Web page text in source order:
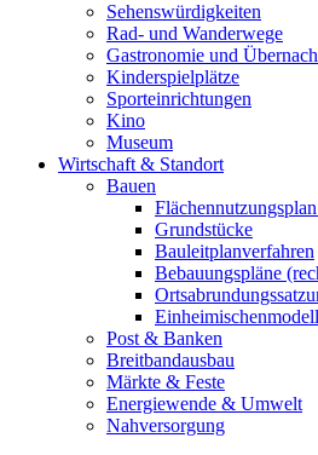
Sehenswürdigkeiten
Rad- und Wanderwege
Gastronomie und
Kinderspielplätze
Sporteinrichtungen
Kino
Museum
Wirtschaft & Standort
Bauen
Grundstücke
Bauleitplanverfahren
Bebauungspläne
Einheimischenmodell
Post & Banken
Breitbandausbau
Märkte & Feste
Energiewende & Umwelt
Nahversorgung